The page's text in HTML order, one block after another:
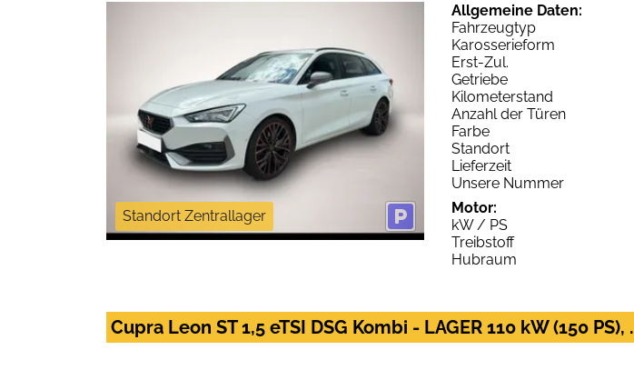
Standort Zentrallager
Allgemeine Daten:
Fahrzeugtyp
Karosserieform
Erst-Zul.
Getriebe
Kilometerstand
Anzahl der Türen
Farbe
Standort
Lieferzeit
Unsere Nummer
Motor:
kW / PS
Treibstoff
Hubraum
Cupra Leon ST 1,5 eTSI DSG Kombi - LAGER 110 kW (150 PS), .